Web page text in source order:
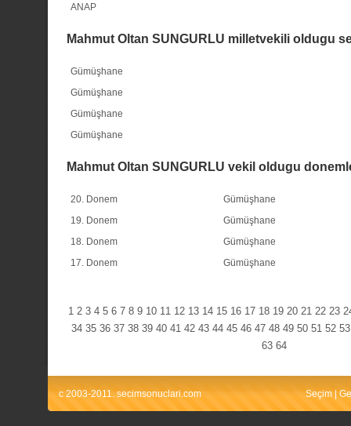
ANAP
Mahmut Oltan SUNGURLU milletvekili oldugu
Gümüşhane
Gümüşhane
Gümüşhane
Gümüşhane
Mahmut Oltan SUNGURLU vekil oldugu
20. Donem
Gümüşhane
19. Donem
Gümüşhane
18. Donem
Gümüşhane
17. Donem
Gümüşhane
1 2 3 4 5 6 7 8 9 10 11 12 13 14 15 16 17 18 19 20 21 22 23
34 35 36 37 38 39 40 41 42 43 44 45 46 47 48 49 50 51 52 53
63 64
c 2003-2011. secimsonuclari.com Seçim |